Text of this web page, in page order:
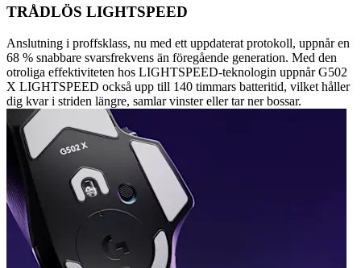
TRÅDLÖS LIGHTSPEED
Anslutning i proffsklass, nu med ett uppdaterat protokoll, uppnår en
68 % snabbare svarsfrekvens än föregående generation. Med den
otroliga effektiviteten hos LIGHTSPEED-teknologin uppnår G502
X LIGHTSPEED också upp till 140 timmars batteritid, vilket håller
dig kvar i striden längre, samlar vinster eller tar ner bossar.